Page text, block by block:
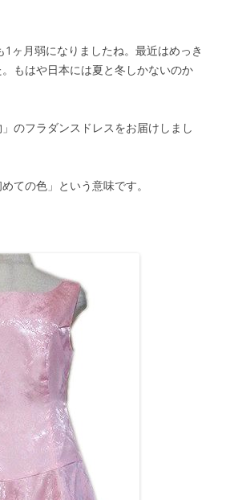
ヶ月弱になりましたね。最近はめっき
もはや日本には夏と冬しかないのか
のフラダンスドレスをお届けしまし
ての色」という意味です。